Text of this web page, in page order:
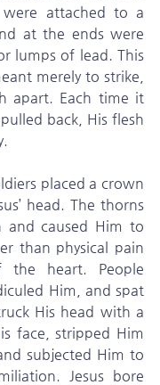
were attached to a
at the ends were
lumps of lead. This
merely to strike,
apart. Each time it
back, His flesh
head. The thorns
and caused Him to
than physical pain
heart. People
Him, and spat
His head with a
face, stripped Him
subjected Him to
Jesus bore